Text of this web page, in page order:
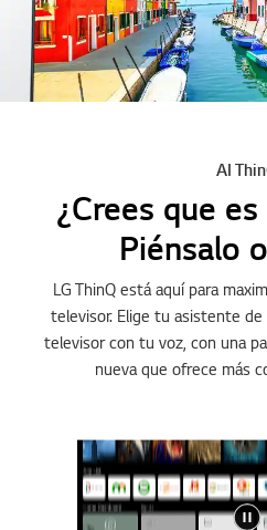
AI
¿Crees que
Piénsalo
LG ThinQ está aquí para
televisor. Elige tu asistente
televisor con tu voz, con una
nueva que ofrece más